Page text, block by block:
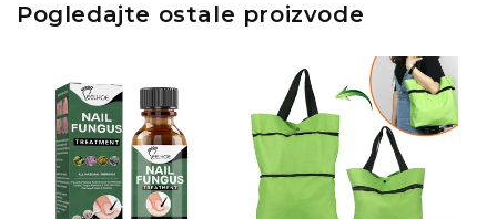
Pogledajte ostale proizvode